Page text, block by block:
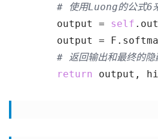
# 使用Luong的公式6
output = self
output =
# 返回输出和最终的隐
return output,